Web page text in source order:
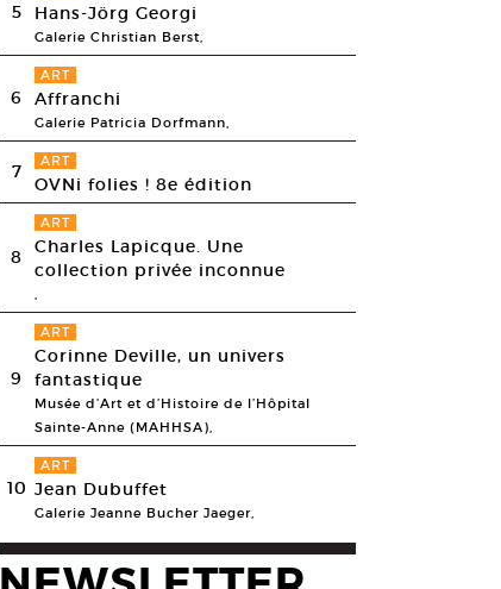
5 Hans-Jörg Georgi
Galerie Christian Berst,
6
ART
Affranchi
Galerie Patricia Dorfmann,
7 ART
OVNi folies ! 8e édition
8
ART
Charles Lapicque. Une
collection privée inconnue
,
9
ART
Corinne Deville, un univers
fantastique
Musée d’Art et d’Histoire de l’Hôpital
Sainte-Anne (MAHHSA),
10
ART
Jean Dubuffet
Galerie Jeanne Bucher Jaeger,